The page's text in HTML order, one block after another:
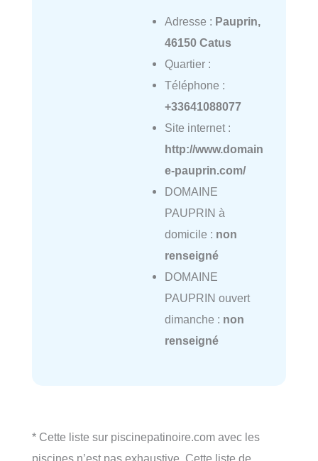
Adresse : Pauprin,
46150 Catus
Quartier :
Téléphone :
+33641088077
Site internet :
http://www.domain
e-pauprin.com/
DOMAINE
PAUPRIN à
domicile : non
renseigné
DOMAINE
PAUPRIN ouvert
dimanche : non
renseigné
* Cette liste sur piscinepatinoire.com avec les
piscines n’est pas exhaustive. Cette liste de